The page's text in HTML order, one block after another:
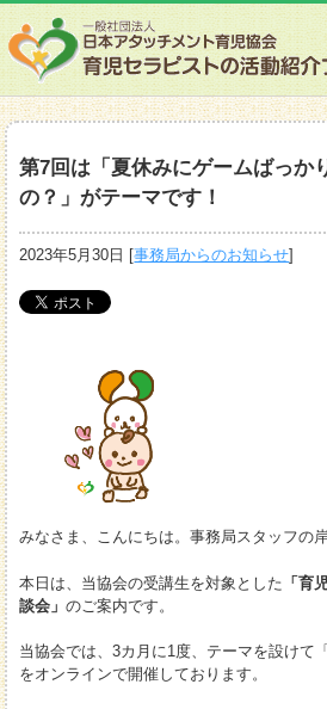
第7回は「夏休みにゲームばっか
の？」がテーマです！
2023年5月30日 [事務局からのお知らせ]
みなさま、こんにちは。事務局スタッフの岸
本日は、当協会の受講生を対象とした 「育
談会」のご案内です。
当協会では、3カ月に1度、テーマを設けて
をオンラインで開催しております。